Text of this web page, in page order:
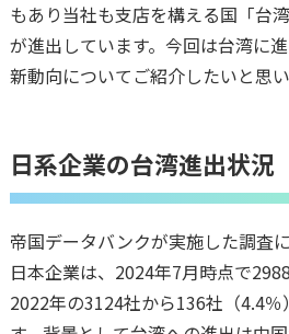
もあり当社も支店を構える国「台
が進出しています。今回は台湾に
新動向についてご紹介したいと思い
日系企業の台湾進出状況
帝国データバンクが実施した調査
日本企業は、2024年7月時点で
2022年の3124社から136社（4.4％